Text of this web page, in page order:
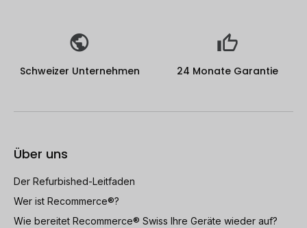
Schweizer Unternehmen 24 Monate Garantie
Über uns
Der Refurbished-Leitfaden
Wer ist Recommerce®?
Wie bereitet Recommerce® Swiss Ihre Geräte wieder auf?